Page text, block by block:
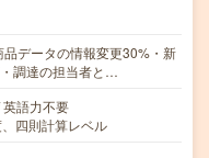
品データの情報変更30%・新
調達の担当者と…
語力不要
四則計算レベル